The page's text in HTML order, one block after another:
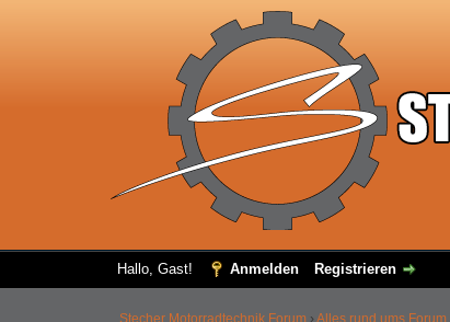
Hallo, Gast! Anmelden Registrieren
Stecher Motorradtechnik Forum ›Alles rund ums Forum